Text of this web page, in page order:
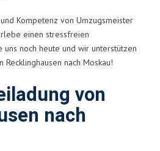
Kompetenz von Umzugsmeister
einen stressfreien
noch heute und wir unterstützen
nach Moskau!
von
nach